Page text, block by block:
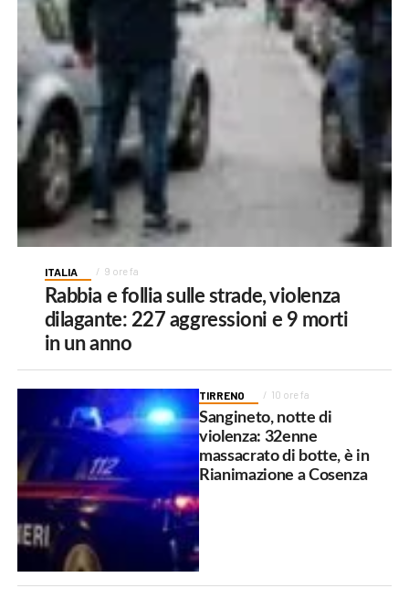
ITALIA 9 ore fa
Rabbia e follia sulle strade, violenza
dilagante: 227 aggressioni e 9 morti
in un anno
TIRRENO 10 ore fa
Sangineto, notte di
violenza: 32enne
massacrato di botte, è in
Rianimazione a Cosenza